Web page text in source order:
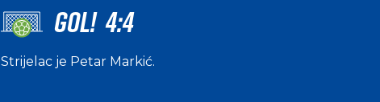
GOL! 4:4
Strijelac je Petar Markić.